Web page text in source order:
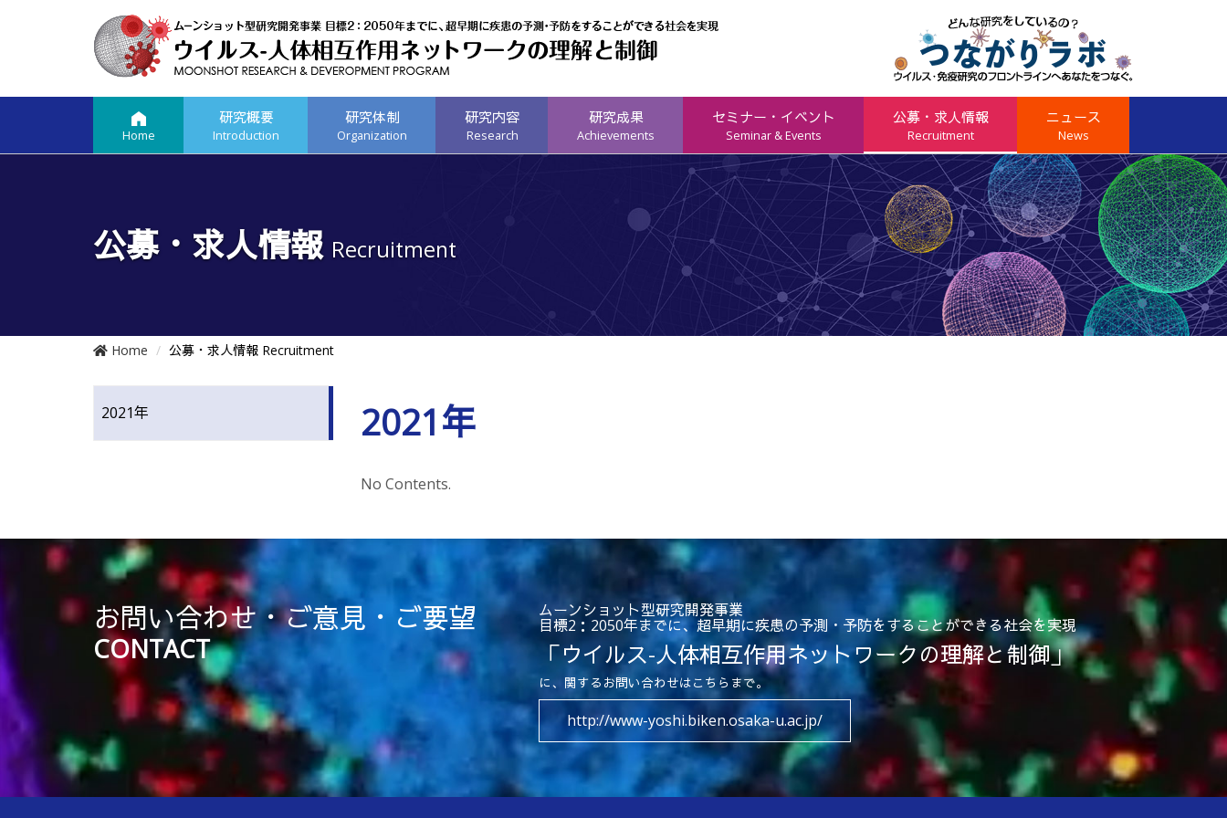
Home
研究概要
Introduction
研究体制
Organization
研究内容
Research
研究成果
Achievements
セミナー・イベント
Seminar & Events
公募・求人情報
Recruitment
ニュース
News
公募・求人情報 Recruitment
Home 公募・求人情報 Recruitment
2021年
No Contents.
2021年
お問い合わせ・ご意見・ご要望
CONTACT
ムーンショット型研究開発事業
目標2：2050年までに、超早期に疾患の予測・予防をすることができる社会を実現
「ウイルス-人体相互作用ネットワークの理解と制御」
に、関するお問い合わせはこちらまで。
http://www-yoshi.biken.osaka-u.ac.jp/